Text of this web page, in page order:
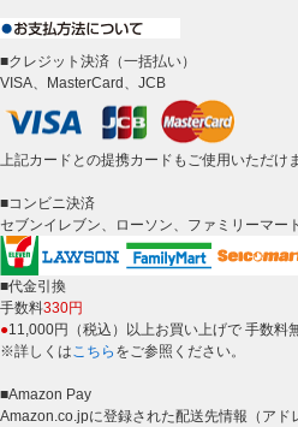
■クレジット決済（一括払い）
VISA、MasterCard、JCB
上記カードとの提携カードもご使用いただけ
■コンビニ決済
セブンイレブン、ローソン、ファミリーマー
■代金引換
手数料330円
●11,000円（税込）以上お買い上げで 手数料
※詳しくは こちら をご参照ください。
■Amazon Pay
Amazon.co.jpに登録された配送先情報（アド